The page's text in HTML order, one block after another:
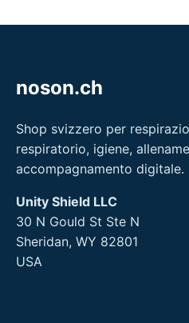
noson.ch
Shop svizzero per
respiratorio, igiene,
accompagnamento digitale.
Unity Shield LLC
30 N Gould St Ste N
Sheridan, WY 82801
USA